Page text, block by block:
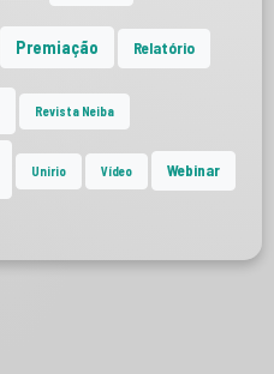
Premiação Relatório
Revista Neiba
Unirio Vídeo Webinar